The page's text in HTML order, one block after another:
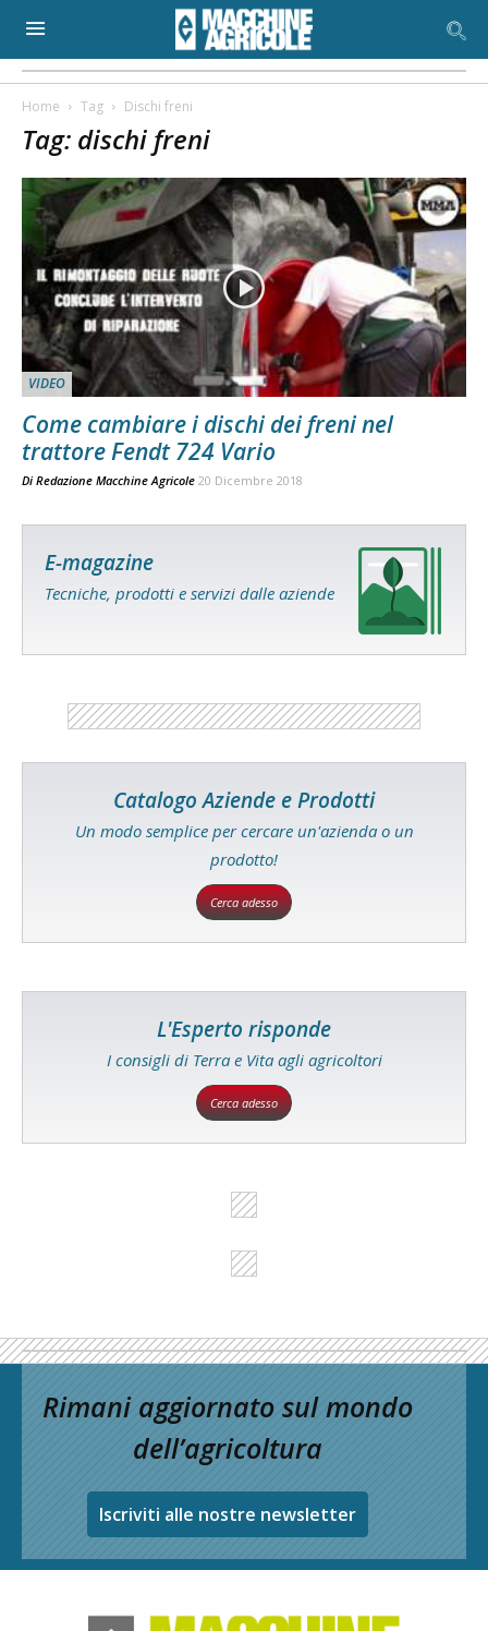
Home Tag Dischi freni
Tag: dischi freni
VIDEO
Come cambiare i dischi dei freni nel
trattore Fendt 724 Vario
Di Redazione Macchine Agricole 20 Dicembre 2018
E-magazine
Tecniche, prodotti e servizi dalle aziende
Catalogo Aziende e Prodotti
Un modo semplice per cercare un'azienda o un
prodotto!
Cerca adesso
L'Esperto risponde
I consigli di Terra e Vita agli agricoltori
Cerca adesso
Rimani aggiornato sul mondo
dell’agricoltura
Iscriviti alle nostre newsletter